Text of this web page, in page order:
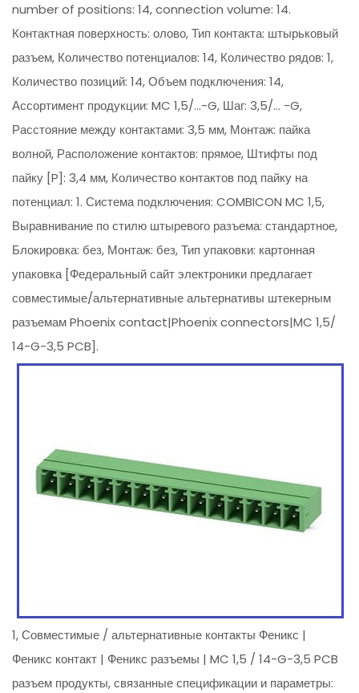
number of positions: 14, connection volume: 14.
Контактная поверхность: олово, Тип контакта: штырьковый
разъем, Количество потенциалов: 14, Количество рядов: 1,
Количество позиций: 14, Объем подключения: 14,
Ассортимент продукции: MC 1,5/...-G, Шаг: 3,5/... -G,
Расстояние между контактами: 3,5 мм, Монтаж: пайка
волной, Расположение контактов: прямое, Штифты под
пайку [P]: 3,4 мм, Количество контактов под пайку на
потенциал: 1. Система подключения: COMBICON MC 1,5,
Выравнивание по стилю штыревого разъема: стандартное,
Блокировка: без, Монтаж: без, Тип упаковки: картонная
упаковка [Федеральный сайт электроники предлагает
совместимые/альтернативные альтернативы штекерным
разъемам Phoenix contact|Phoenix connectors|MC 1,5/
14-G-3,5 PCB].
1, Совместимые / альтернативные контакты Феникс |
Феникс контакт | Феникс разъемы | MC 1,5 / 14-G-3,5 PCB
разъем продукты, связанные спецификации и параметры: